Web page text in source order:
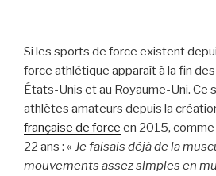
Si les sports de force existent
force athlétique apparaît à la fin
États-Unis et au Royaume-Uni. Ce
athlètes amateurs depuis la
française de force en 2015,
22 ans : « Je faisais déjà de la
mouvements assez simples en